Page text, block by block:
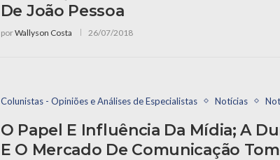
De João Pessoa
porWallyson Costa 26/07/2018
Colunistas - Opiniões e Análises de Especialistas Notícias
O Papel E Influência Da Mídia; A
E O Mercado De Comunicação